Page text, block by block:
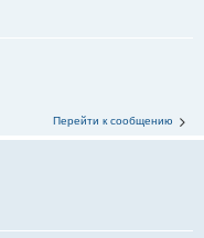
Перейти к сообщению